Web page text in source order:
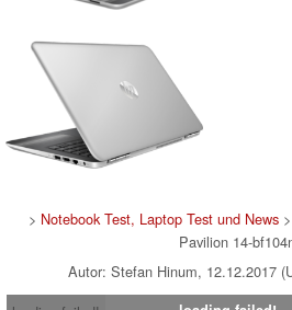
> Notebook Test, Laptop Test und News>
Pavilion 14-
Autor: Stefan Hinum, 12.12.2017